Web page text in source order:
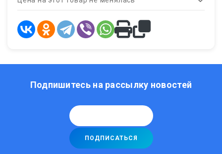
Подпишитесь на рассылку новостей